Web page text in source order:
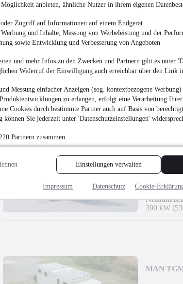
anbieten, ähnliche Nutzer in ihrem eigenen
Zugriff auf Informationen auf einem Endgerät
und Inhalte, Messung von Werbeleistung und der
sowie Entwicklung und Verbesserung von Angeboten
und mehr Infos zu den Zwecken und Partnern gibt es unter
Widerruf der Einwilligung auch erreichbar über den Link
Messung einfacher Anzeigen (sog. kontextbezogene
zu erlangen, erfolgt eine Verarbeitung Ihrer
Cookies durch bestimmte Partner auch auf Basis von
können Sie jederzeit unter 'Datenschutzeinstellungen'
Partnern zusammen.
Einstellungen verwalten
Impressum Datenschutz Cookie-
800.000
16.700 km
Mercedes-
390 kW
MAN